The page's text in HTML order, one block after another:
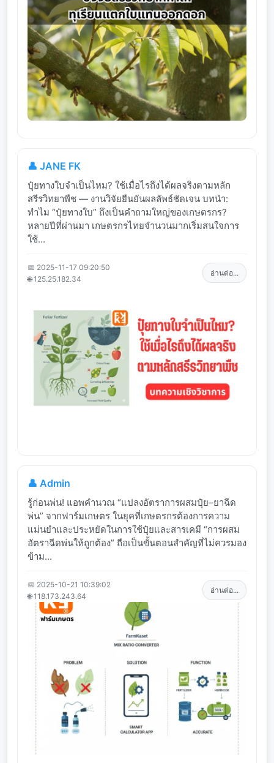
👤 JANE FK
ปุ๋ยทางใบจำเป็นไหม? ใช้เมื่อไรถึงได้ผลจริงตามหลัก
สรีรวิทยาพืช — งานวิจัยยืนยันผลลัพธ์ชัดเจน บทนำ:
ทำไม “ปุ๋ยทางใบ” ถึงเป็นคำถามใหญ่ของเกษตรกร?
หลายปีที่ผ่านมา เกษตรกรไทยจำนวนมากเริ่มสนใจการ
ใช้...
📅 2025-11-17 09:20:50
🌐 125.25.182.34
อ่านต่อ...
👤 Admin
รู้ก่อนพ่น! แอพคำนวณ “แปลงอัตราการผสมปุ๋ย–ยาฉีด
พ่น” จากฟาร์มเกษตร ในยุคที่เกษตรกรต้องการความ
แม่นยำและประหยัดในการใช้ปุ๋ยและสารเคมี “การผสม
อัตราฉีดพ่นให้ถูกต้อง” ถือเป็นขั้นตอนสำคัญที่ไม่ควรมอง
ข้าม...
📅 2025-10-21 10:39:02
🌐 118.173.243.64
อ่านต่อ...